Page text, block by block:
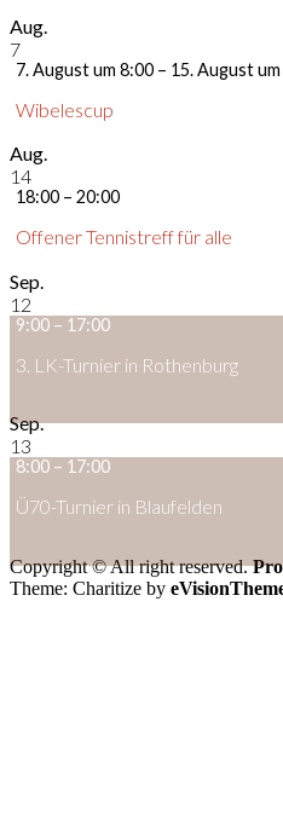
Aug.
7
7. August um 8:00 – 15. August
Wibelescup
Aug.
14
18:00 – 20:00
Offener Tennistreff für alle
Sep.
12
9:00 – 17:00
3. LK-Turnier in Rothenburg
Sep.
13
8:00 – 17:00
Ü70-Turnier in Blaufelden
Copyright © All right reserved.
Theme: Charitize by